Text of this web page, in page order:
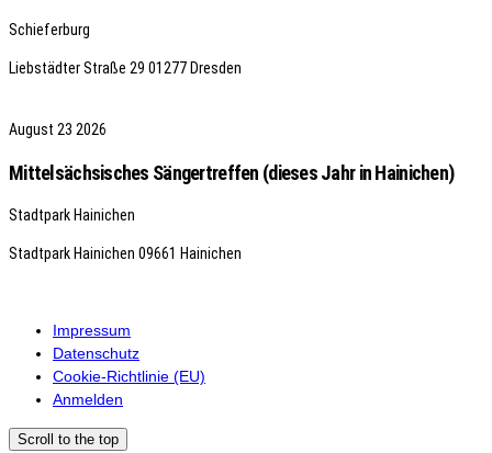
Schieferburg
Liebstädter Straße 29 01277 Dresden
August 23 2026
Mittelsächsisches Sängertreffen (dieses Jahr in Hainichen)
Stadtpark Hainichen
Stadtpark Hainichen 09661 Hainichen
Impressum
Datenschutz
Cookie-Richtlinie (EU)
Anmelden
Scroll to the top